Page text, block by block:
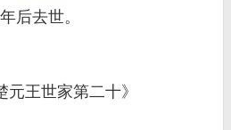
后去世。
元王世家第二十》